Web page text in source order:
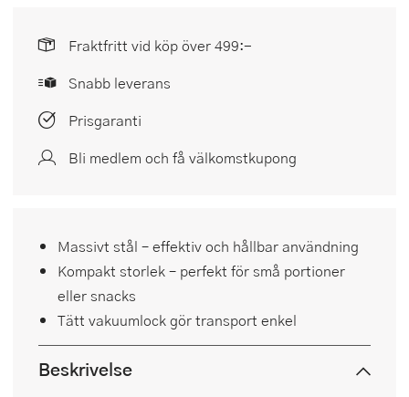
Fraktfritt vid köp över 499:-
Snabb leverans
Prisgaranti
Bli medlem och få välkomstkupong
Massivt stål – effektiv och hållbar användning
Kompakt storlek – perfekt för små portioner
eller snacks
Tätt vakuumlock gör transport enkel
Beskrivelse